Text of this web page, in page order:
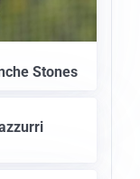
Stones